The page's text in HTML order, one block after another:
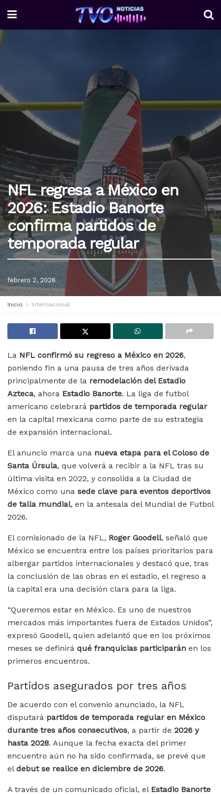
NFL regresa a México en
2026: Estadio Banorte
confirma partidos de
temporada regular
febrero 2, 2026
Inicio Internacional
La NFL confirmó su regreso a México en 2026,
poniendo fin a una pausa de tres años derivada
principalmente de la remodelación del Estadio
Azteca, ahora Estadio Banorte. La liga de futbol
americano celebrará partidos de temporada regular
en la capital mexicana como parte de su estrategia
de expansión internacional.
El anuncio marca una nueva etapa para el Coloso de
Santa Úrsula, que volverá a recibir a la NFL tras su
última visita en 2022, y consolida a la Ciudad de
México como una sede clave para eventos deportivos
de talla mundial, en la antesala del Mundial de Futbol
2026.
El comisionado de la NFL, Roger Goodell, señaló que
México se encuentra entre los países prioritarios para
albergar partidos internacionales y destacó que, tras
la conclusión de las obras en el estadio, el regreso a
la capital era una decisión clara para la liga.
“Queremos estar en México. Es uno de nuestros
mercados más importantes fuera de Estados Unidos”,
expresó Goodell, quien adelantó que en los próximos
meses se definirá qué franquicias participarán en los
primeros encuentros.
Partidos asegurados por tres años
De acuerdo con el convenio anunciado, la NFL
disputará partidos de temporada regular en México
durante tres años consecutivos, a partir de 2026 y
hasta 2028. Aunque la fecha exacta del primer
encuentro aún no ha sido confirmada, se prevé que
el debut se realice en diciembre de 2026.
A través de un comunicado oficial, el Estadio Banorte